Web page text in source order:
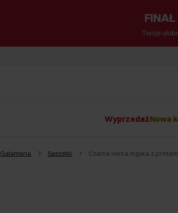
Twoje
WyprzedażNowa
Galanteria Saszetki Czarna nerka męska z